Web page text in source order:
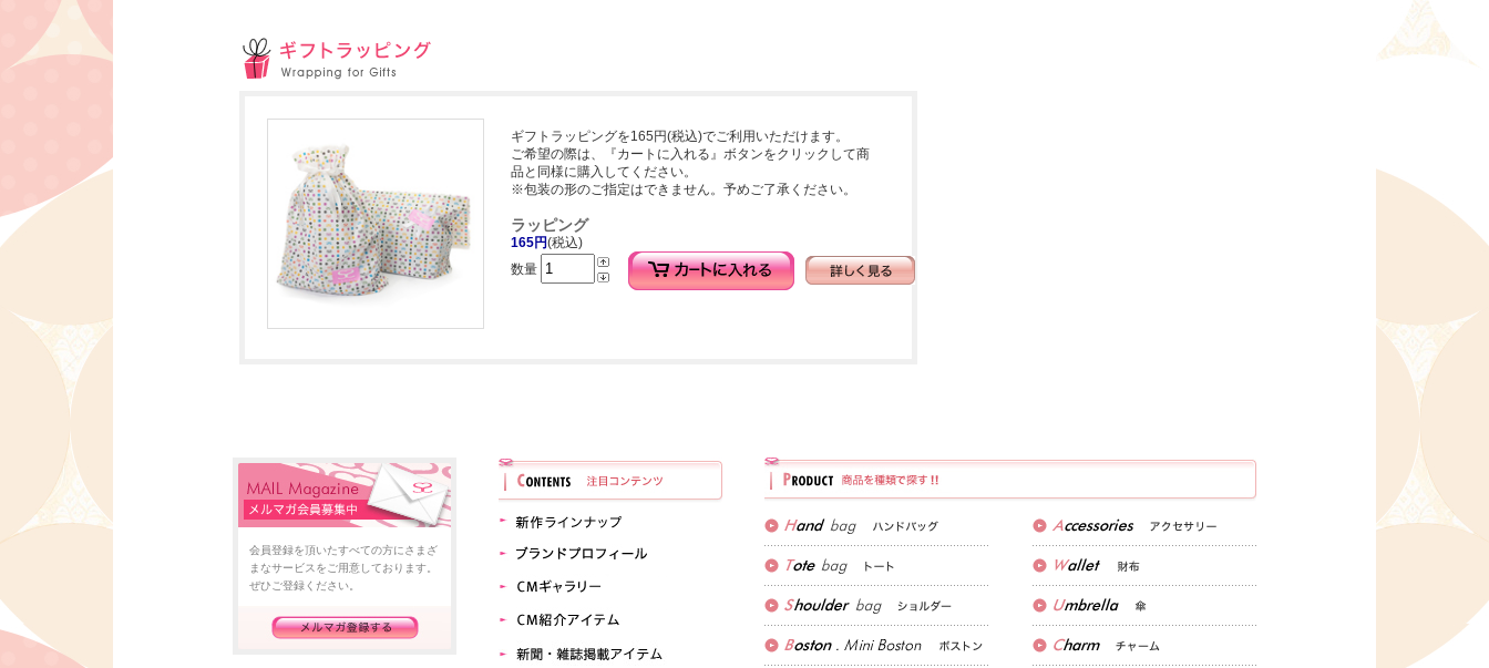
ギフトラッピングを165円(税込)でご利用いただけます。
ご希望の際は、『カートに入れる』ボタンをクリックして商
品と同様に購入してください。
※包装の形のご指定はできません。予めご了承ください。
ラッピング
165円(税込)
数量
会員登録を頂いたすべての方にさまざ
まなサービスをご用意しております。
ぜひご登録ください。